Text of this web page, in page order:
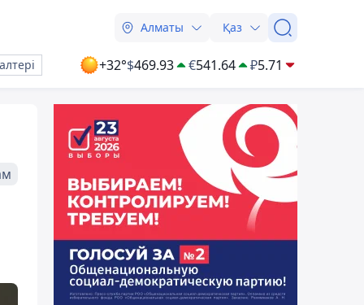
Алматы Қаз
+32°$469.93 €541.64 ₽5.71